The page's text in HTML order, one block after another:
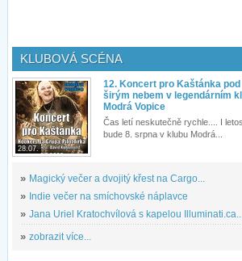
KLUBOVÁ SCÉNA
28.07.
12. Koncert pro Kaštánka pod
širým nebem v legendárním
Modrá Vopice
Čas letí neskutečně rychle.... I
bude 8. srpna v klubu Modrá...
» Magický večer a dvojitý křest na Cargo...
» Indie večer na smíchovské náplavce
» Jana Uriel Kratochvílová s kapelou Illuminati.ca...
» zobrazit více...